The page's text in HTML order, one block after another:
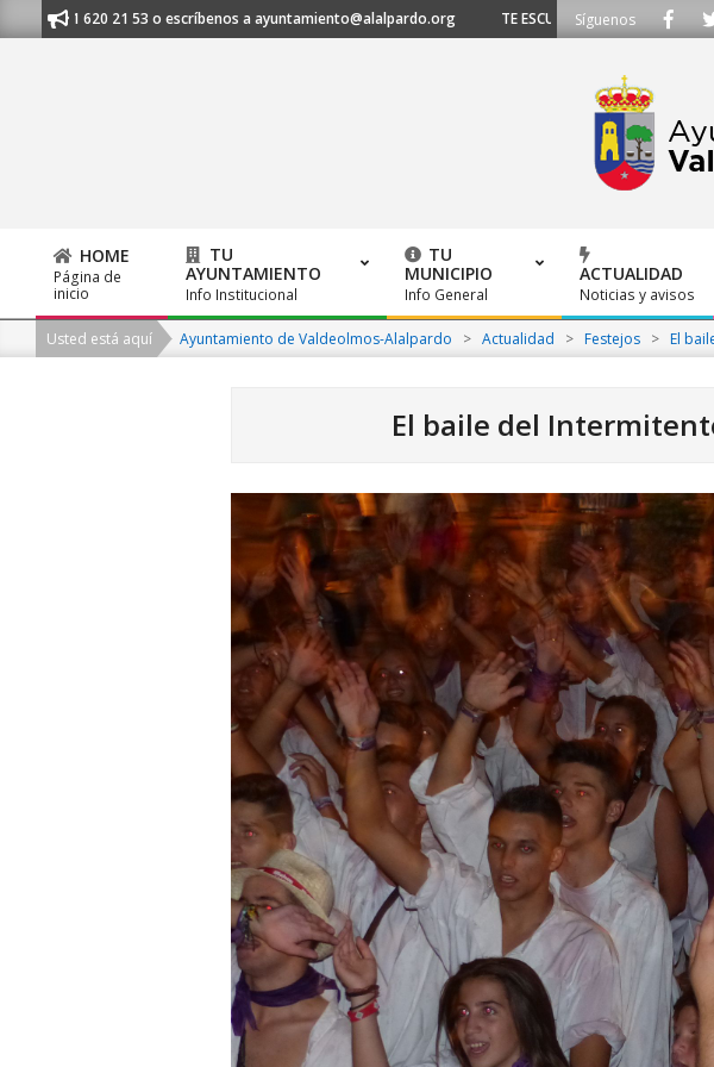
to
al 91 620 21 53 o escríbenos a ayuntamiento@alalpardo.org TE ESCUCHAMOS - Llámanos al
Síguenos
Primary
Navigation
Menu
HOME
Página de
inicio
TU
AYUNTAMIENTO
Info Institucional
TU
MUNICIPIO
Info General
ACTUALIDAD
Noticias y avisos
Usted está aquí Ayuntamiento de Valdeolmos-Alalpardo > Actualidad > Festejos > El
El baile del